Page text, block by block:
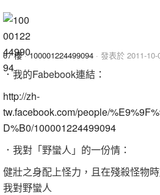
67 樓·100001224499094 · 發表於 2011-10-
．我的Fabebook連結：
http://zh-
tw.facebook.com/people/
D%B0/100001224499094
．我對「野蠻人」的一份情：
健壯之身配上怪力，且在殘殺怪物
我對野蠻人